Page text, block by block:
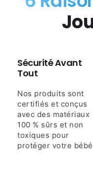
Sécurité Avant
Tout
Nos produits sont
certifiés et conçus
avec des matériaux
100 % sûrs et non
toxiques pour
protéger votre